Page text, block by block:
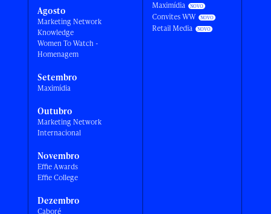
Agosto
Marketing Network
Knowledge
Women To Watch -
Homenagem
Setembro
Maximídia
Outubro
Marketing Network
Internacional
Novembro
Effie Awards
Effie College
Dezembro
Caboré
Maximídia
Convites WW
Retail Media